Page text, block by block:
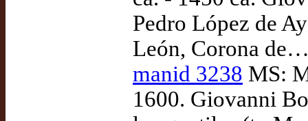
Pedro López de
León, Corona
manid 3238 MS:
1600. Giovanni